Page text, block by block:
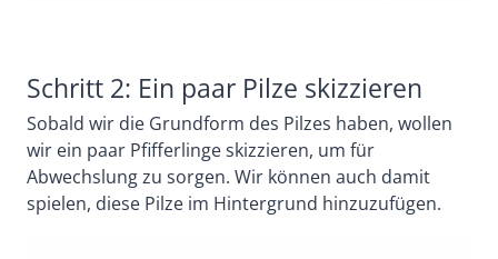
Schritt 2: Ein paar Pilze skizzieren
Sobald wir die Grundform des Pilzes haben, wollen
wir ein paar Pfifferlinge skizzieren, um für
Abwechslung zu sorgen. Wir können auch damit
spielen, diese Pilze im Hintergrund hinzuzufügen.